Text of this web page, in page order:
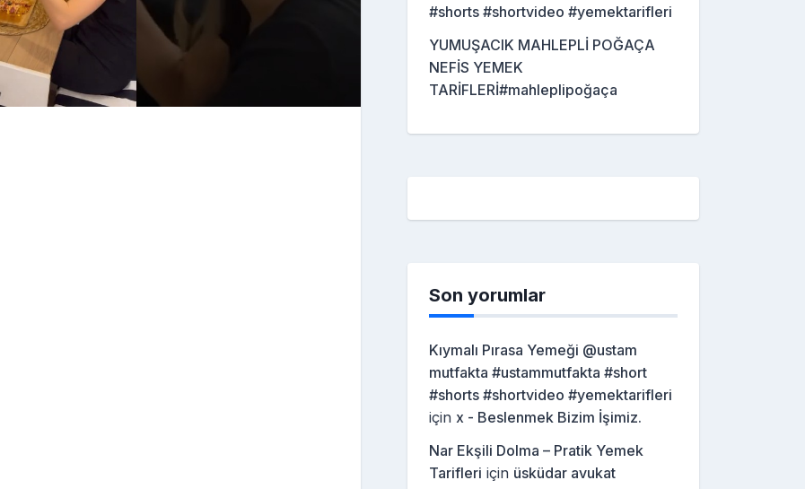
#shorts #shortvideo #yemektarifleri
YUMUŞACIK MAHLEPLİ POĞAÇA
NEFİS YEMEK
TARİFLERİ#mahleplipoğaça
Son yorumlar
Kıymalı Pırasa Yemeği @ustam
mutfakta #ustammutfakta #short
#shorts #shortvideo #yemektarifleri
için x - Beslenmek Bizim İşimiz.
Nar Ekşili Dolma – Pratik Yemek
Tarifleri için üsküdar avukat